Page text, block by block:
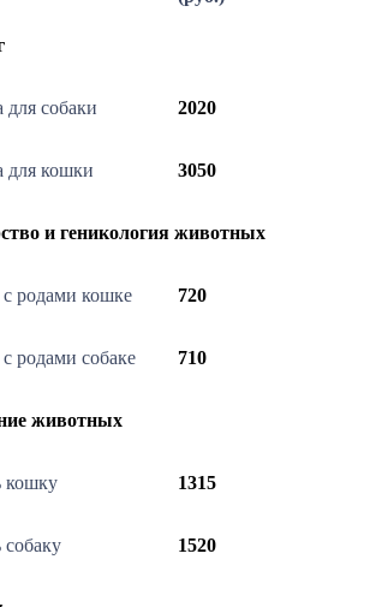
собаки 2020
для кошки 3050
и геникология животных
родами кошке 720
родами собаке 710
животных
кошку 1315
1520